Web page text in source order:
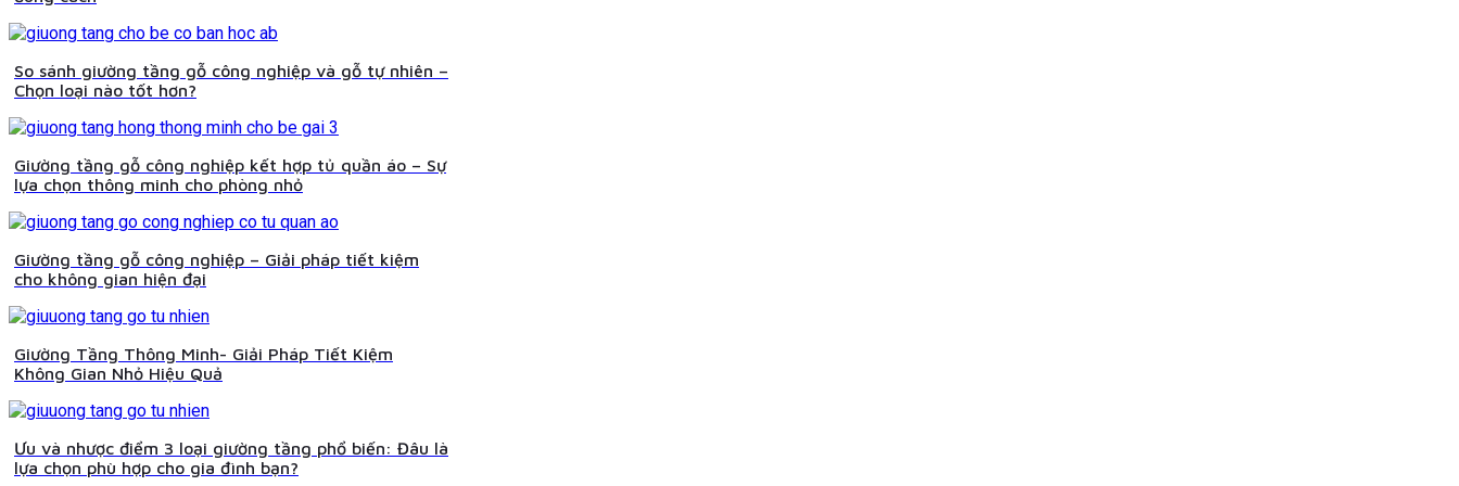
So sánh giường tầng gỗ công nghiệp và gỗ tự nhiên –
Chọn loại nào tốt hơn?
Giường tầng gỗ công nghiệp kết hợp tủ quần áo – Sự
lựa chọn thông minh cho phòng nhỏ
Giường tầng gỗ công nghiệp – Giải pháp tiết kiệm
cho không gian hiện đại
Giường Tầng Thông Minh- Giải Pháp Tiết Kiệm
Không Gian Nhỏ Hiệu Quả
Ưu và nhược điểm 3 loại giường tầng phổ biến: Đâu là
lựa chọn phù hợp cho gia đình bạn?